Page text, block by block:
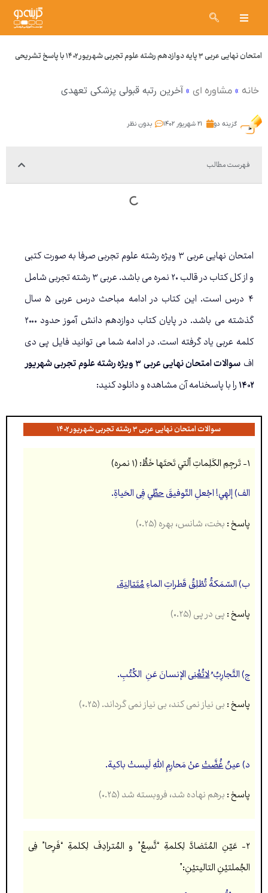
امتحان نهایی عربی ۳ پایه دوازدهم رشته علوم تجربی شهریور ۱۴۰۲ با پاسخ تشریحی
خانه » مشاوره ای » آخرین رتبه قبولی پزشکی تعهدی
گزینه دو ۲۱ شهریور ۱۴۰۲ بدون نظر
فهرست مطالب
امتحان نهایی عربی ۳ ویژه رشته علوم تجربی صرفا به صورت کتبی
و از کل کتاب در قالب ۲۰ نمره می باشد. عربی ۳ رشته تجربی شامل
۴ درس است. این کتاب در ادامه مباحث درس عربی ۵ سال
گذشته می باشد. در پایان کتاب دوازدهم دانش آموز حدود ۲۰۰۰
کلمه عربی یاد گرفته است. در ادامه شما می توانید فایل پی دی
اف
سوالات امتحان نهایی عربی ۳ ویژه رشته علوم تجربی شهریور
۱۴۰۲را با پاسخنامه آن مشاهده و دانلود کنید:
سوالات امتحان نهایی عربی ۳ رشته تجربی شهریور ۱۴۰۲
۱- تَرجِمِ الکَلِماتِ اّلتي تَحتَها خَطُّ: (۱ نمره)
الف) إلهِي! اجْعلِ التّوفیقَحظّيفِِی الحَیاةِ.
پاسخ :بخت، شانس، بهره (۰.۲۵)
ب) السّمَکةُ تُطْلِقُ قَطراتِ الماءِمُتَتالِیَة.
پاسخ :پی در پی(۰.۲۵)
ج) التَّجارِبُ ُلاتُغْنِیالإنسانَ عَنِ الکُتُبِ.
پاسخ :بی نیاز نمی کند، بی نیاز نمی گرداند.(۰.۲۵)
د) عینٌغُضَّتْعنْ مَحارِمِ اللهِ لَیستْ باکیة.
پاسخ :برهم نهاده شد، فروبسته شد (۰.۲۵)
۲- عَیّنِ المُتَضادَّ لِکلمةِ “تَّسِعُ” و المُترادِفَ لِکلمةِ “فَرِحا” فِی
الجُملتیْنِ التالیتیْنِ:”